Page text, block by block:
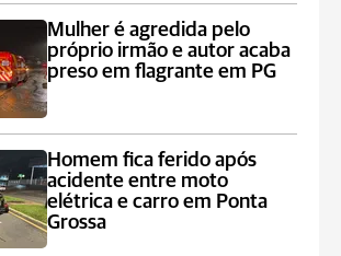
Mulher é agredida pelo
próprio irmão e autor acaba
preso em flagrante em PG
Homem fica ferido após
acidente entre moto
elétrica e carro em Ponta
Grossa